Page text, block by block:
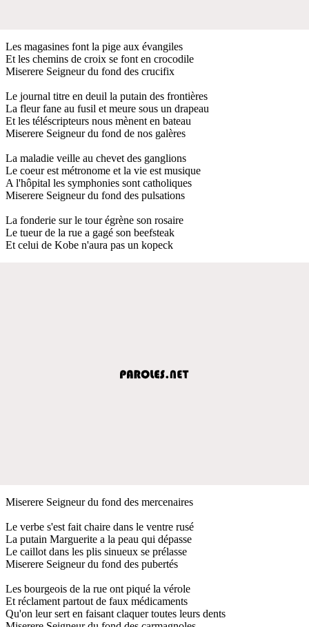
Les magasines font la pige aux évangiles
Et les chemins de croix se font en crocodile
Miserere Seigneur du fond des crucifix
Le journal titre en deuil la putain des frontières
La fleur fane au fusil et meure sous un drapeau
Et les téléscripteurs nous mènent en bateau
Miserere Seigneur du fond de nos galères
La maladie veille au chevet des ganglions
Le coeur est métronome et la vie est musique
A l'hôpital les symphonies sont catholiques
Miserere Seigneur du fond des pulsations
La fonderie sur le tour égrène son rosaire
Le tueur de la rue a gagé son beefsteak
Et celui de Kobe n'aura pas un kopeck
Miserere Seigneur du fond des mercenaires
Le verbe s'est fait chaire dans le ventre rusé
La putain Marguerite a la peau qui dépasse
Le caillot dans les plis sinueux se prélasse
Miserere Seigneur du fond des pubertés
Les bourgeois de la rue ont piqué la vérole
Et réclament partout de faux médicaments
Qu'on leur sert en faisant claquer toutes leurs dents